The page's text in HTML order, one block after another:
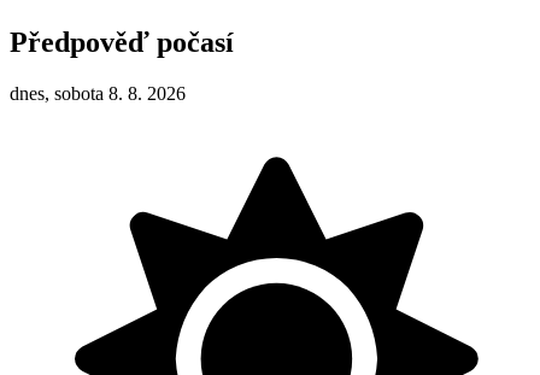
Předpověď počasí
dnes, sobota 8. 8. 2026